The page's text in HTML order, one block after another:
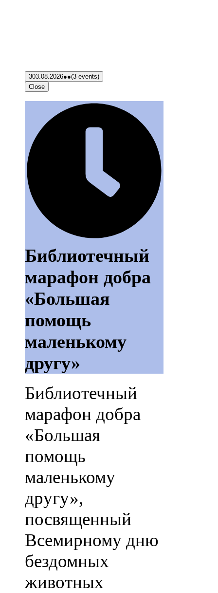
303.08.2026●●(3 events)
Close
Библиотечный
марафон добра
«Большая
помощь
маленькому
другу»
Библиотечный
марафон добра
«Большая
помощь
маленькому
другу»,
посвященный
Всемирному дню
бездомных
животных